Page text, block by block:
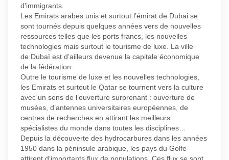
d’immigrants.
Les Emirats arabes unis et surtout l’émirat de Dubai se
sont tournés depuis quelques années vers de nouvelles
ressources telles que les ports francs, les nouvelles
technologies mais surtout le tourisme de luxe. La ville
de Dubaï est d’ailleurs devenue la capitale économique
de la fédération.
Outre le tourisme de luxe et les nouvelles technologies,
les Emirats et surtout le Qatar se tournent vers la culture
avec un sens de l’ouverture surprenant : ouverture de
musées, d’antennes universitaires européennes, de
centres de recherches en attirant les meilleurs
spécialistes du monde dans toutes les disciplines…
Depuis la découverte des hydrocarbures dans les années
1950 dans la péninsule arabique, les pays du Golfe